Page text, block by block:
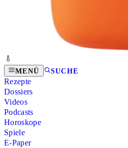
MENÜ SUCHE
Rezepte
Dossiers
Videos
Podcasts
Horoskope
Spiele
E-Paper